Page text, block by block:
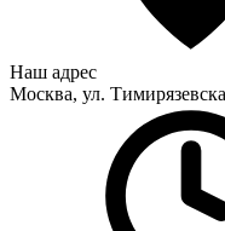
Наш адрес
Москва, ул.